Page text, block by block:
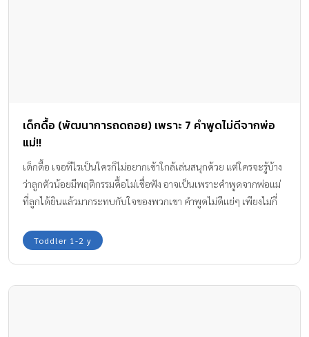
เด็กดื้อ (พัฒนาการถดถอย) เพราะ 7 คำพูดไม่ดีจากพ่อ
แม่!!
เด็กดื้อ เจอทีไรเป็นใครก็ไม่อยากเข้าใกล้เล่นสนุกด้วย แต่ใครจะรู้บ้าง
ว่าลูกตัวน้อยมีพฤติกรรมดื้อไม่เชื่อฟัง อาจเป็นเพราะคำพูดจากพ่อแม่
ที่ลูกได้ยินแล้วมากระทบกับใจของพวกเขา คำพูดไม่ดีแย่ๆ เพียงไม่กี่
ได้ค่ะ ทีมงาน Amarin Baby & Kids มีคำพูดต้องห้ามที่ไม่ควรพูดกับลูก
มาให้ทราบกันค่ะ
Toddler 1-2 y